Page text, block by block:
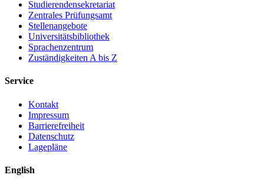
Studierendensekretariat
Zentrales Prüfungsamt
Stellenangebote
Universitätsbibliothek
Sprachenzentrum
Zuständigkeiten A bis Z
Service
Kontakt
Impressum
Barrierefreiheit
Datenschutz
Lagepläne
English